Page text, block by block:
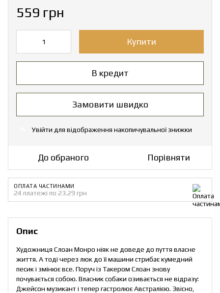
559 грн
Купити
В кредит
Замовити швидко
Увійти для відображення накопичувальної знижки
До обраного Порівняти
ОПЛАТА ЧАСТИНАМИ
24 платежі по 23.29 грн
Опис
Художниця Слоан Монро ніяк не доведе до пуття власне
життя. А тоді через люк до її машини стрибає кумедний
песик і змінює все. Поруч із Такером Слоан знову
почувається собою. Власник собаки озивається не відразу:
Джейсон музикант і тепер гастролює Австралією. Звісно,